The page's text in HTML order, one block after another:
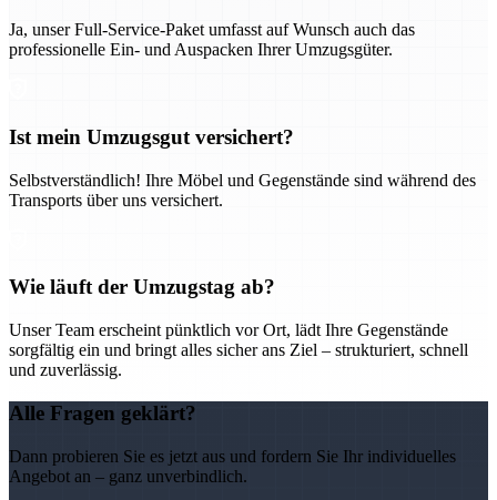
Ja, unser Full-Service-Paket umfasst auf Wunsch auch das
professionelle Ein- und Auspacken Ihrer Umzugsgüter.
Ist mein Umzugsgut versichert?
Selbstverständlich! Ihre Möbel und Gegenstände sind während des
Transports über uns versichert.
Wie läuft der Umzugstag ab?
Unser Team erscheint pünktlich vor Ort, lädt Ihre Gegenstände
sorgfältig ein und bringt alles sicher ans Ziel – strukturiert, schnell
und zuverlässig.
Alle Fragen geklärt?
Dann probieren Sie es jetzt aus und fordern Sie Ihr individuelles
Angebot an – ganz unverbindlich.